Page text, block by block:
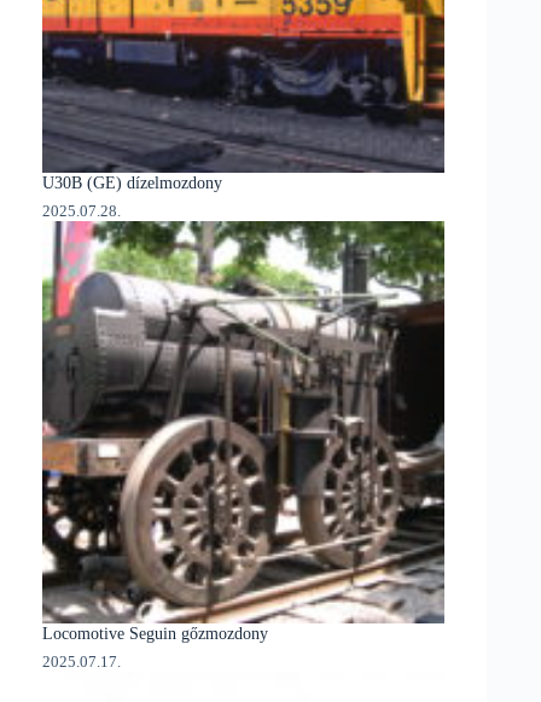
U30B (GE) dízelmozdony
2025.07.28.
Locomotive Seguin gőzmozdony
2025.07.17.